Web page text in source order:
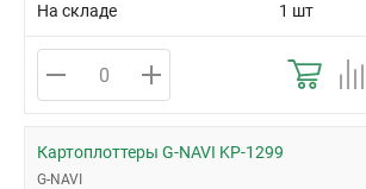
На складе 1 шт
Картоплоттеры G-NAVI KP-1299
G-NAVI